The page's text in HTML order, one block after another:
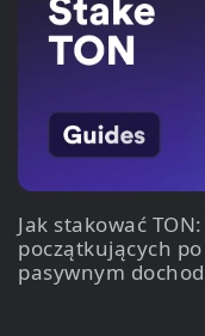
Jak stakować
początkujących
pasywnym